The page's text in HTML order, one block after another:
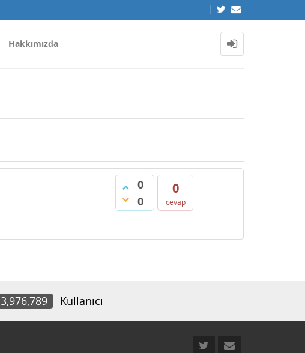
Hakkımızda
0
0
0
cevap
3,976,789 Kullanıcı